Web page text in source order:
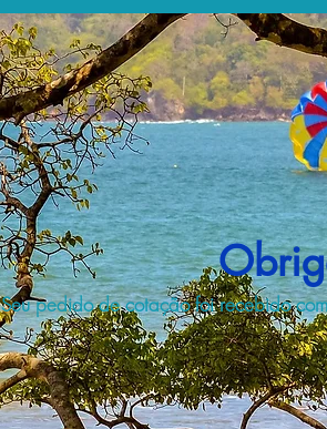
Seu pedido de cotação foi recebido